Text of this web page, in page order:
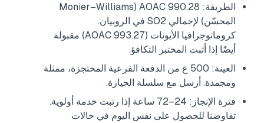
الطريقة: AOAC 990.28 (Monier–Williams
المحسّن) لإجمالي SO2 في الروبيان.
كروماتوجرافيا الأيونات (AOAC 993.27) مقبولة
أيضًا إذا أثبت المختبر التكافؤ.
العينة: 500 غ من الدفعة الفرعية المحتجزة، ممثلة
ومجمدة. أرسل مع سلسلة الحيازة.
فترة الإنجاز: 24–72 ساعة إذا رتبت خدمة أولوية.
تفاوضنا للحصول على نفس اليوم في حالات